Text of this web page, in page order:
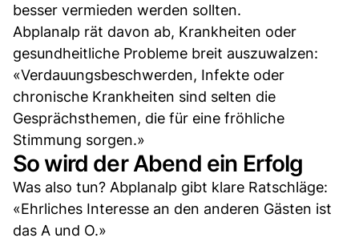
besser vermieden werden sollten.
Abplanalp rät davon ab, Krankheiten oder
gesundheitliche Probleme breit auszuwalzen:
«Verdauungsbeschwerden, Infekte oder
chronische Krankheiten sind selten die
Gesprächsthemen, die für eine fröhliche
Stimmung sorgen.»
So wird der Abend ein Erfolg
Was also tun? Abplanalp gibt klare Ratschläge:
«Ehrliches Interesse an den anderen Gästen ist
das A und O.»